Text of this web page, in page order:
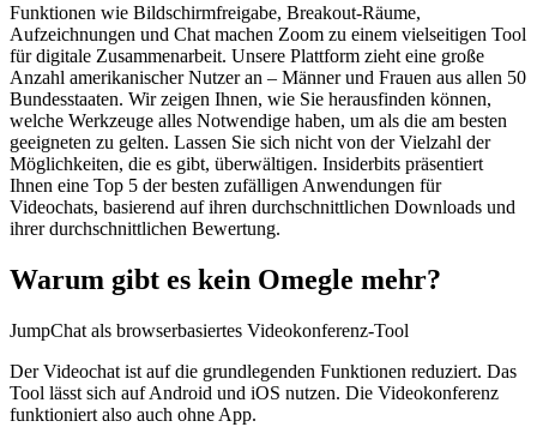
Funktionen wie Bildschirmfreigabe, Breakout-Räume,
Aufzeichnungen und Chat machen Zoom zu einem vielseitigen Tool
für digitale Zusammenarbeit. Unsere Plattform zieht eine große
Anzahl amerikanischer Nutzer an – Männer und Frauen aus allen 50
Bundesstaaten. Wir zeigen Ihnen, wie Sie herausfinden können,
welche Werkzeuge alles Notwendige haben, um als die am besten
geeigneten zu gelten. Lassen Sie sich nicht von der Vielzahl der
Möglichkeiten, die es gibt, überwältigen. Insiderbits präsentiert
Ihnen eine Top 5 der besten zufälligen Anwendungen für
Videochats, basierend auf ihren durchschnittlichen Downloads und
ihrer durchschnittlichen Bewertung.
Warum gibt es kein Omegle mehr?
JumpChat als browserbasiertes Videokonferenz-Tool
Der Videochat ist auf die grundlegenden Funktionen reduziert. Das
Tool lässt sich auf Android und iOS nutzen. Die Videokonferenz
funktioniert also auch ohne App.